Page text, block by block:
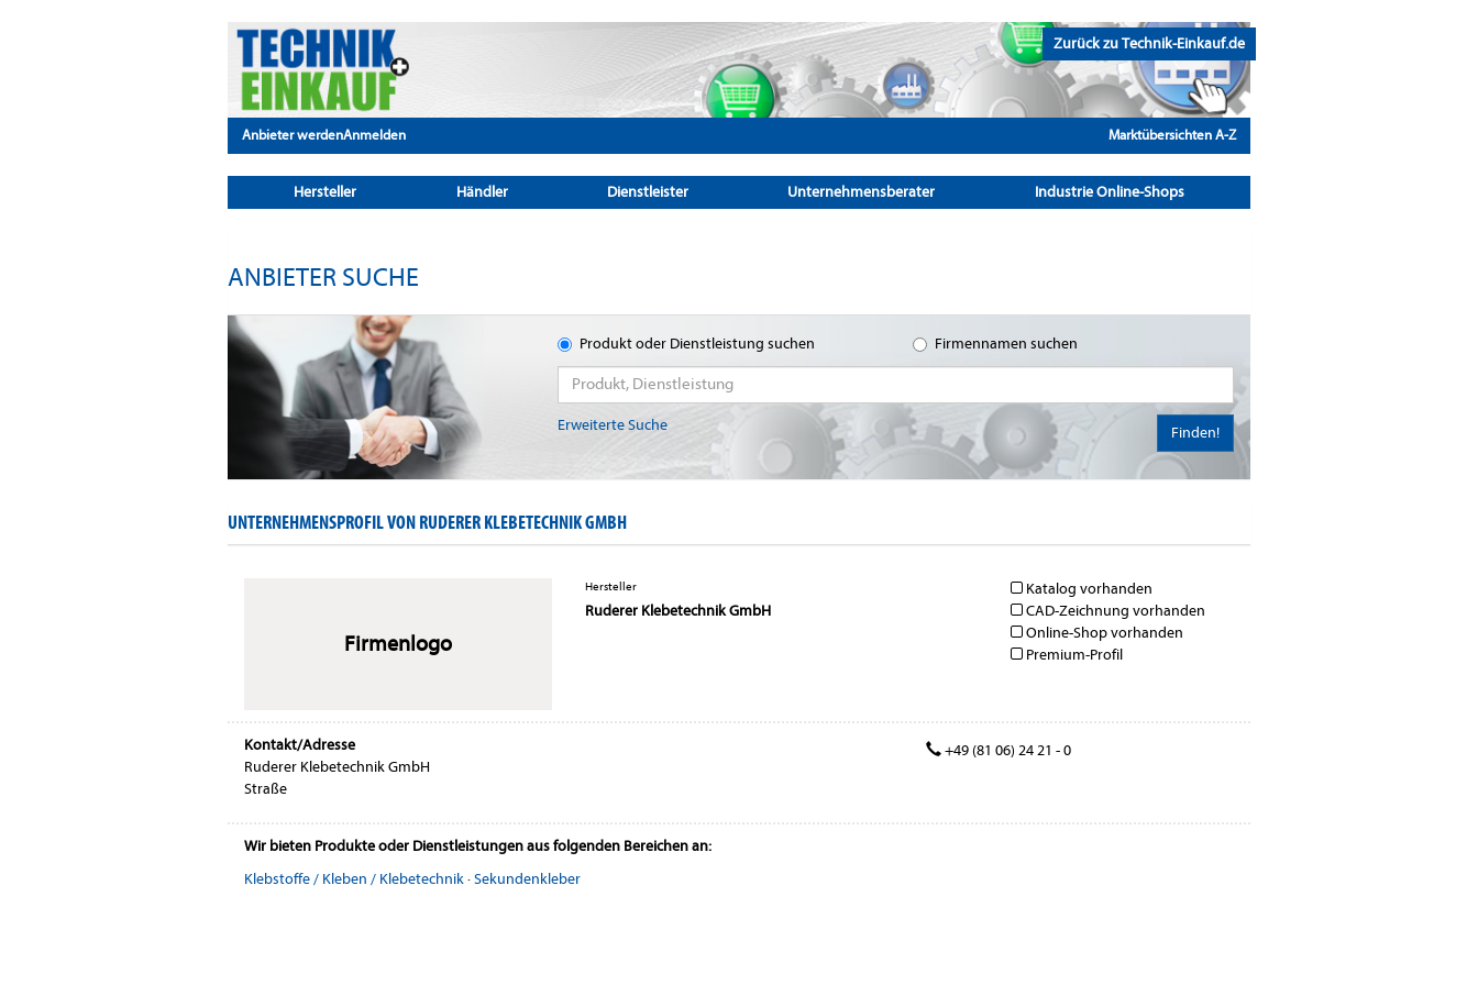
Zurück zu Technik-Einkauf.de
Anbieter werdenAnmelden Marktübersichten A-Z
Hersteller Händler Dienstleister Unternehmensberater Industrie Online-Shops
ANBIETER SUCHE
Produkt oder Dienstleistung suchen Firmennamen suchen
Erweiterte Suche Finden!
UNTERNEHMENSPROFIL VON RUDERER KLEBETECHNIK GMBH
Firmenlogo
Hersteller
Ruderer Klebetechnik GmbH
Katalog vorhanden
CAD-Zeichnung vorhanden
Online-Shop vorhanden
Premium-Profil
Kontakt/Adresse
Ruderer Klebetechnik GmbH
Straße
+49 (81 06) 24 21 - 0
Wir bieten Produkte oder Dienstleistungen aus folgenden Bereichen an:
Klebstoffe / Kleben / Klebetechnik·Sekundenkleber